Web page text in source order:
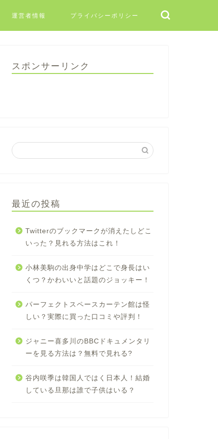
運営者情報 プライバシーポリシー
スポンサーリンク
最近の投稿
Twitterのブックマークが消えたしどこ
いった？見れる方法はこれ！
小林美駒の出身中学はどこで身長はい
くつ？かわいいと話題のジョッキー！
パーフェクトスペースカーテン館は怪
しい？実際に買った口コミや評判！
ジャニー喜多川のBBCドキュメンタリ
ーを見る方法は？無料で見れる?
谷内咲季は韓国人ではく日本人！結婚
している旦那は誰で子供はいる？